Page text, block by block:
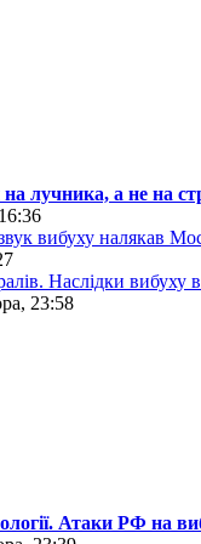
лучника, а не на
вибуху налякав
Наслідки вибуху
23:58
Атаки РФ на